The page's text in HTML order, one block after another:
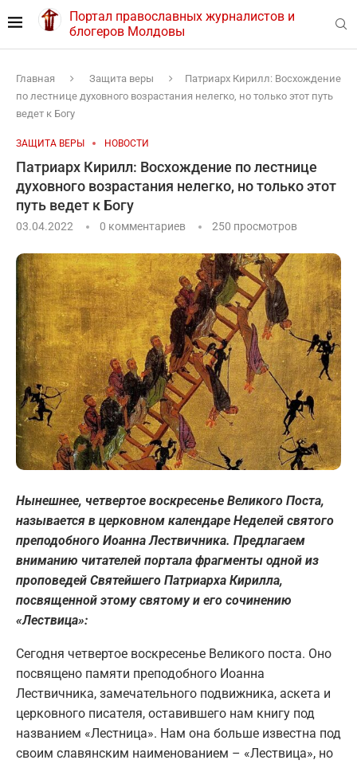
Портал православных журналистов и
блогеров Молдовы
Главная Защита веры
Патриарх Кирилл: Восхождение
по лестнице духовного возрастания нелегко, но только этот путь
ведет к Богу
ЗАЩИТА ВЕРЫ НОВОСТИ
Патриарх Кирилл: Восхождение по лестнице
духовного возрастания нелегко, но только этот
путь ведет к Богу
03.04.2022 0 комментариев 250 просмотров
Нынешнее, четвертое воскресенье Великого Поста,
называется в церковном календаре Неделей святого
преподобного Иоанна Лествичника. Предлагаем
вниманию читателей портала фрагменты одной из
проповедей Святейшего Патриарха Кирилла,
посвященной этому святому и его сочинению
«Лествица»:
Сегодня четвертое воскресенье Великого поста. Оно
посвящено памяти преподобного Иоанна
Лествичника, замечательного подвижника, аскета и
церковного писателя, оставившего нам книгу под
названием «Лестница». Нам она больше известна под
своим славянским наименованием – «Лествица», но